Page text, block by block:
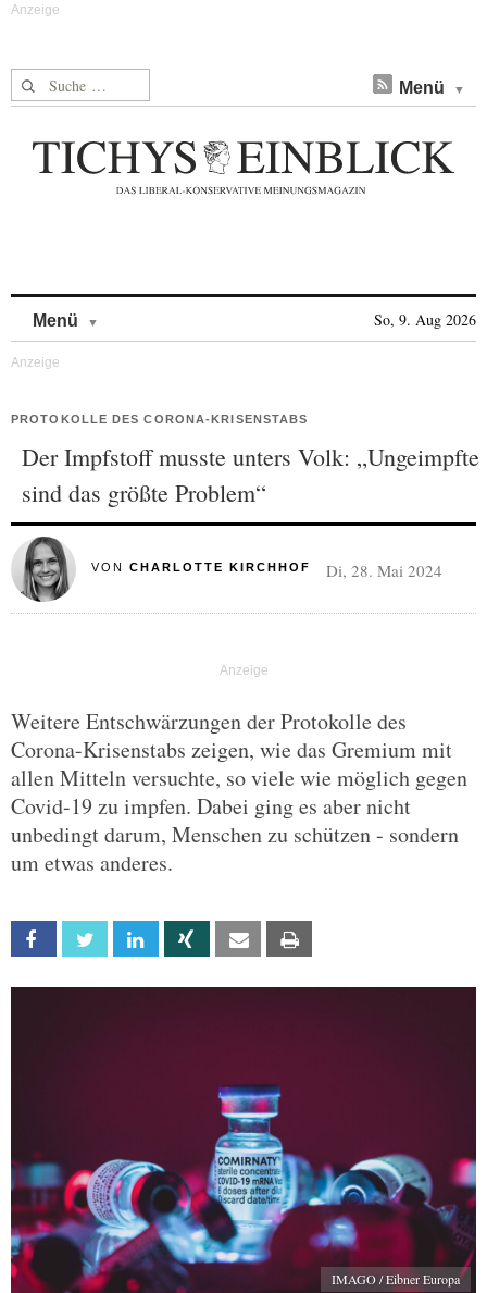
Suche nach: Menü
Menü So, 9. Aug 2026
PROTOKOLLE DES CORONA-KRISENSTABS
Der Impfstoff musste unters Volk: „Ungeimpfte
sind das größte Problem“
VON CHARLOTTE KIRCHHOF Di, 28. Mai 2024
Weitere Entschwärzungen der Protokolle des
Corona-Krisenstabs zeigen, wie das Gremium mit
allen Mitteln versuchte, so viele wie möglich gegen
Covid-19 zu impfen. Dabei ging es aber nicht
unbedingt darum, Menschen zu schützen - sondern
um etwas anderes.
Facebook Twitter Linkedin Xing Email
IMAGO / Eibner Europa